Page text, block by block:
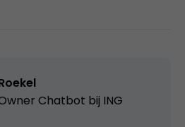
Chatbot bij ING